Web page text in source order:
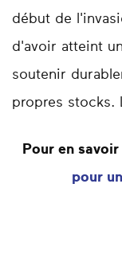
début de
d'avoir atteint
soutenir
propres stocks.
Pour en
pour